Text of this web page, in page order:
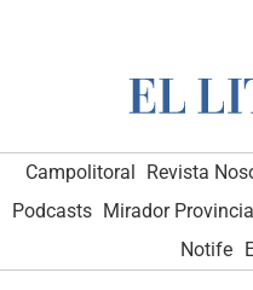
Campolitoral Revista
Podcasts Mirador
Notife